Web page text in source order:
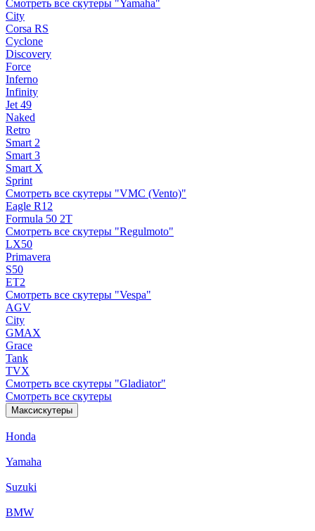
Смотреть все скутеры "Yamaha"
City
Corsa RS
Cyclone
Discovery
Force
Inferno
Infinity
Jet 49
Naked
Retro
Smart 2
Smart 3
Smart X
Sprint
Смотреть все скутеры "VMC (Vento)"
Eagle R12
Formula 50 2Т
Смотреть все скутеры "Regulmoto"
LX50
Primavera
S50
ET2
Смотреть все скутеры "Vespa"
AGV
City
GMAX
Grace
Tank
TVX
Смотреть все скутеры "Gladiator"
Смотреть все скутеры
Максискутеры
Honda
Yamaha
Suzuki
BMW